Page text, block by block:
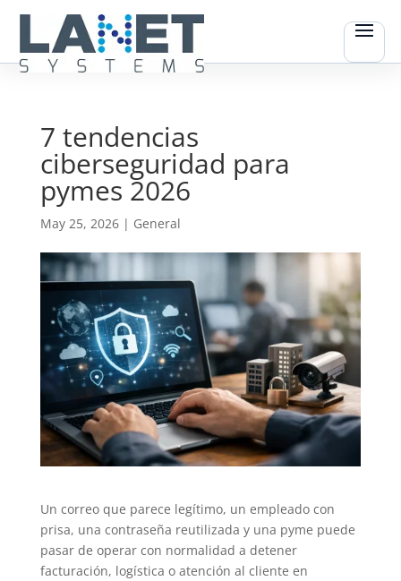
7 tendencias
ciberseguridad para
pymes 2026
May 25, 2026| General
Un correo que parece legítimo, un empleado con
prisa, una contraseña reutilizada y una pyme puede
pasar de operar con normalidad a detener
facturación, logística o atención al cliente en